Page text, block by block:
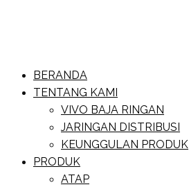
Baja Ringan Vivo
Website Baja Ringan Vivo
BERANDA
TENTANG KAMI
VIVO BAJA RINGAN
JARINGAN DISTRIBUSI
KEUNGGULAN PRODUK
PRODUK
ATAP